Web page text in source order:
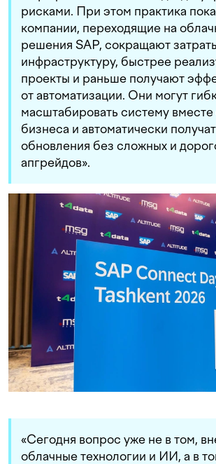
рисками. При этом практика
компании, переходящие на
решения SAP, сокращают
инфраструктуру, быстрее
проекты и раньше получают
от автоматизации. Они могут
масштабировать систему
бизнеса и автоматически
обновления без сложных и
апгрейдов».
«Сегодня вопрос уже не в том,
облачные технологии и ИИ, а в